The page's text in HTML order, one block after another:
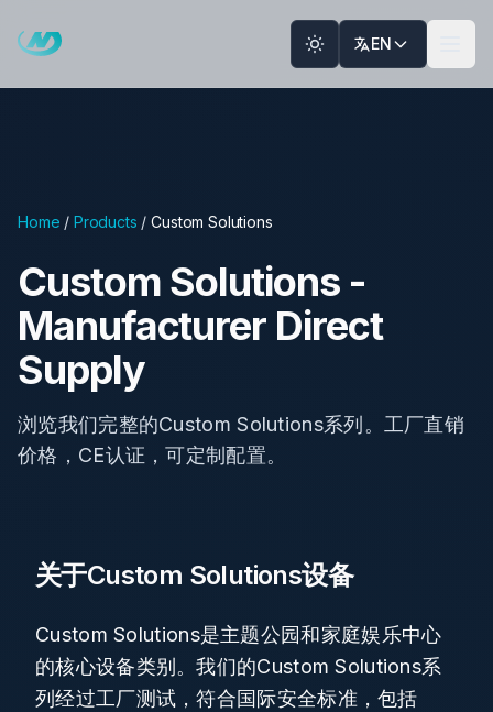
EN
Home / Products /Custom Solutions
Custom Solutions-
Manufacturer Direct
Supply
浏览我们完整的Custom Solutions系列。工厂直销
价格，CE认证，可定制配置。
关于Custom Solutions设备
Custom Solutions是主题公园和家庭娱乐中心
的核心设备类别。我们的Custom Solutions系
列经过工厂测试，符合国际安全标准，包括